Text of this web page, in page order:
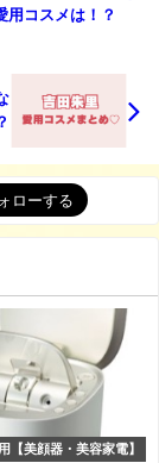
用コスメは！？
【美顔器・美容家電】